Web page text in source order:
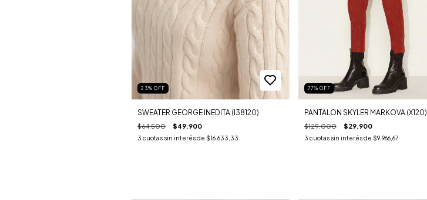
23% OFF
SWEATER GEORGE INEDITA (I38120)
$64.500 $49.900
3 cuotas sin interés de $16.633,33
77% OFF
PANTALON SKYLER MARKOVA (X120)
$129.000 $29.900
3 cuotas sin interés de $9.966,67